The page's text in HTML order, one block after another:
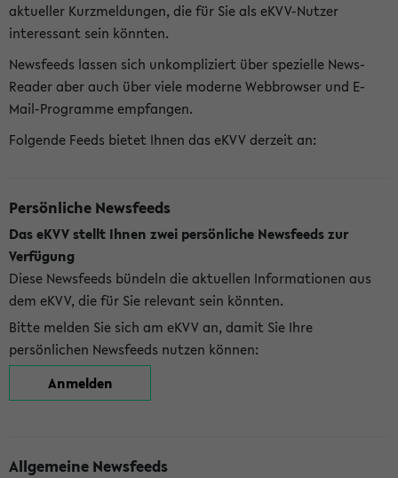
aktueller Kurzmeldungen, die für Sie als eKVV-Nutzer
interessant sein könnten.
Newsfeeds lassen sich unkompliziert über spezielle News-
Reader aber auch über viele moderne Webbrowser und E-
Mail-Programme empfangen.
Folgende Feeds bietet Ihnen das eKVV derzeit an:
Persönliche Newsfeeds
Das eKVV stellt Ihnen zwei persönliche Newsfeeds zur
Verfügung
Diese Newsfeeds bündeln die aktuellen Informationen aus
dem eKVV, die für Sie relevant sein könnten.
Bitte melden Sie sich am eKVV an, damit Sie Ihre
persönlichen Newsfeeds nutzen können:
Anmelden
Allgemeine Newsfeeds